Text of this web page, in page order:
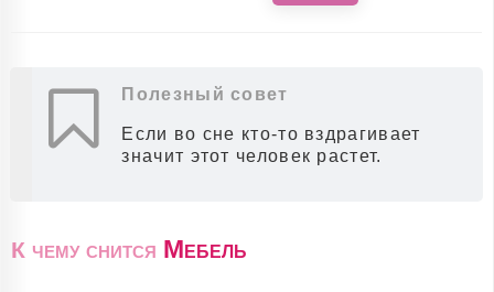
Полезный совет
Если во сне кто-то вздрагивает
значит этот человек растет.
К чему снится Мебель